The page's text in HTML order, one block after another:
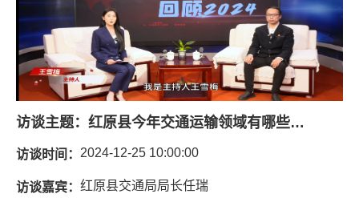
访谈主题： 红原县今年交通运输领域有哪些突出和交通运输事业高质量发展的规划
访谈时间： 2024-12-25 10:00:00
访谈嘉宾： 红原县交通局局长任瑞